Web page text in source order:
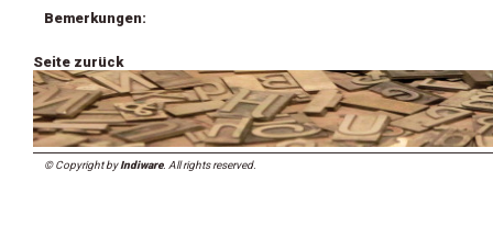
Bemerkungen:
Seite zurück
© Copyright byIndiware. All rights reserved.